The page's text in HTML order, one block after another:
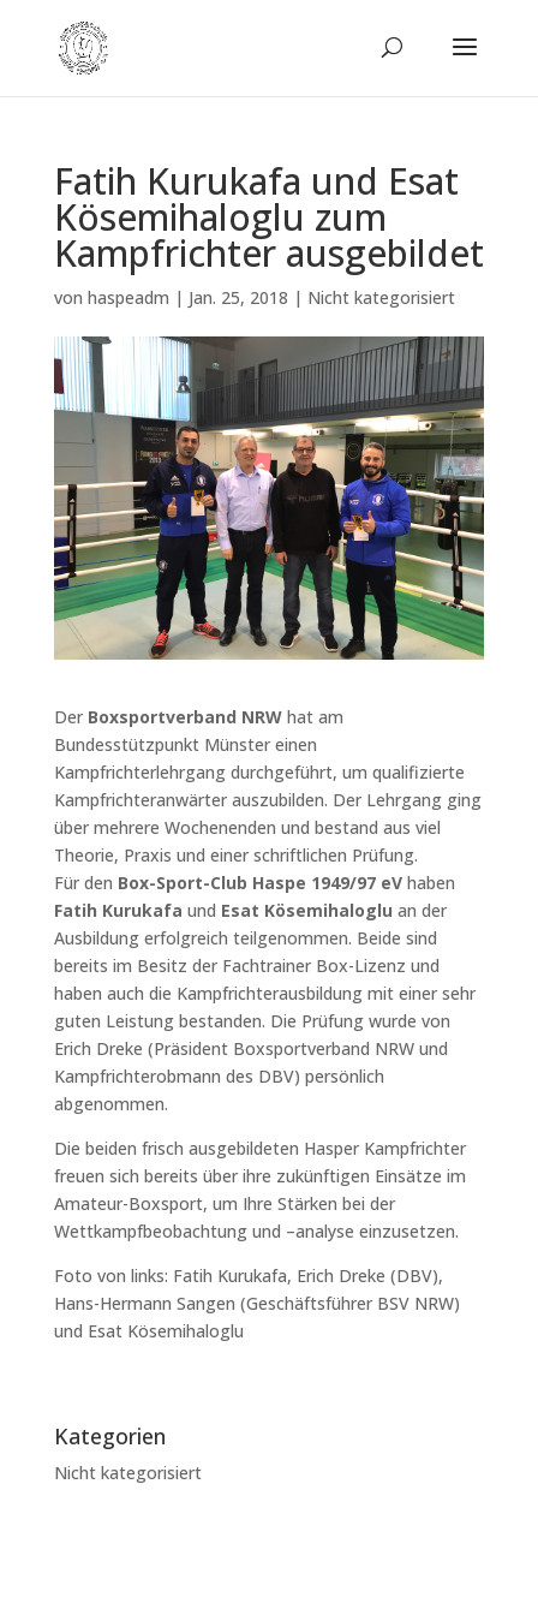
Fatih Kurukafa und Esat
Kösemihaloglu zum
Kampfrichter ausgebildet
von haspeadm | Jan. 25, 2018 | Nicht kategorisiert
Der Boxsportverband NRWhat am
Bundesstützpunkt Münster einen
Kampfrichterlehrgang durchgeführt, um qualifizierte
Kampfrichteranwärter auszubilden. Der Lehrgang ging
über mehrere Wochenenden und bestand aus viel
Theorie, Praxis und einer schriftlichen Prüfung.
Für den Box-Sport-Club Haspe 1949/97 eVhaben
Fatih Kurukafa und Esat Kösemihaloglu an der
Ausbildung erfolgreich teilgenommen. Beide sind
bereits im Besitz der Fachtrainer Box-Lizenz und
haben auch die Kampfrichterausbildung mit einer sehr
guten Leistung bestanden. Die Prüfung wurde von
Erich Dreke (Präsident Boxsportverband NRW und
Kampfrichterobmann des DBV) persönlich
abgenommen.
Die beiden frisch ausgebildeten Hasper Kampfrichter
freuen sich bereits über ihre zukünftigen Einsätze im
Amateur-Boxsport, um Ihre Stärken bei der
Wettkampfbeobachtung und –analyse einzusetzen.
Foto von links: Fatih Kurukafa, Erich Dreke (DBV),
Hans-Hermann Sangen (Geschäftsführer BSV NRW)
und Esat Kösemihaloglu
Kategorien
Nicht kategorisiert